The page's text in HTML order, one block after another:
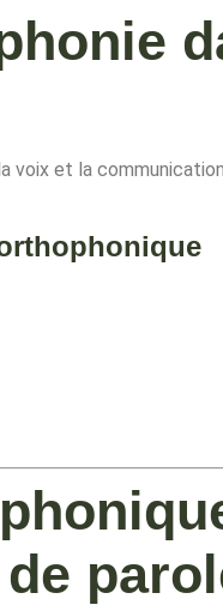
voix et la